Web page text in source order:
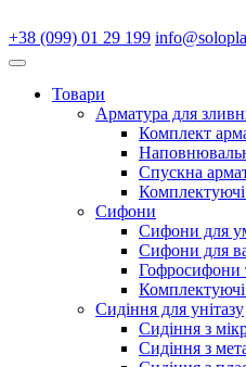
+38 (099) 01 29 199
Товари
Арматура для
Комплект
Спускна
Сифони
Сифони для
Сифони для
Гофросифони
Сидіння для унітазу
Сидіння з
Сидіння з